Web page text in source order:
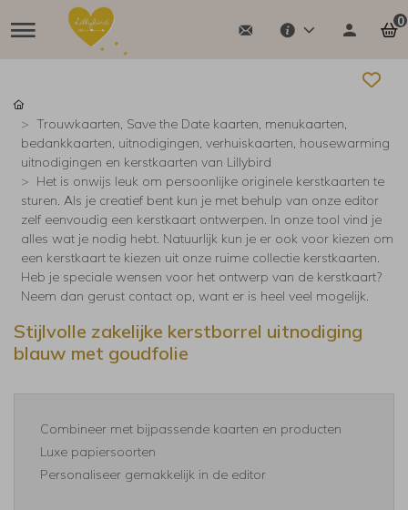
0
Trouwkaarten, Save the Date kaarten, menukaarten,
bedankkaarten, uitnodigingen, verhuiskaarten, housewarming
uitnodigingen en kerstkaarten van Lillybird
Het is onwijs leuk om persoonlijke originele kerstkaarten te
sturen. Als je creatief bent kun je met behulp van onze editor
zelf eenvoudig een kerstkaart ontwerpen. In onze tool vind je
alles wat je nodig hebt. Natuurlijk kun je er ook voor kiezen om
een kerstkaart te kiezen uit onze ruime collectie kerstkaarten.
Heb je speciale wensen voor het ontwerp van de kerstkaart?
Neem dan gerust contact op, want er is heel veel mogelijk.
Stijlvolle zakelijke kerstborrel uitnodiging
blauw met goudfolie
Combineer met bijpassende kaarten en producten
Luxe papiersoorten
Personaliseer gemakkelijk in de editor